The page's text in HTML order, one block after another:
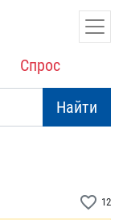
Спрос
Найти
favorite_border 12